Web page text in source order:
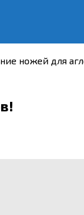
ножей для